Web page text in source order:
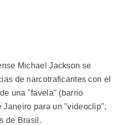
Michael Jackson se
de narcotraficantes con el
una "favela" (barrio
Janeiro para un "videoclip",
de Brasil.